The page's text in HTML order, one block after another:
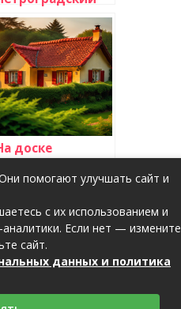
СПб — в БЦ
доске
–
авто
помогают улучшать сайт и
с их использованием и
Если нет — измените
сайт.
данных и политика